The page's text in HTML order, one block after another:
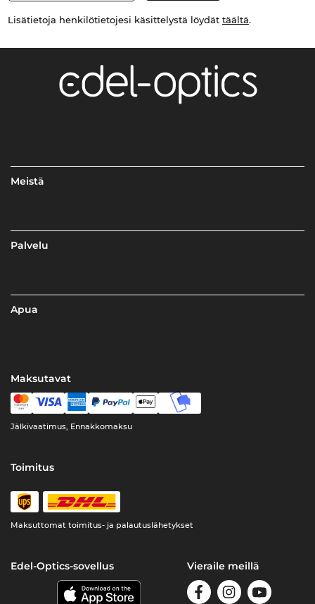
Lisätietoja henkilötietojesi käsittelystä löydät täältä.
Meistä
Palvelu
Apua
Maksutavat
Jälkivaatimus, Ennakkomaksu
Toimitus
Maksuttomat toimitus- ja palautuslähetykset
Edel-Optics-sovellus Vieraile meillä